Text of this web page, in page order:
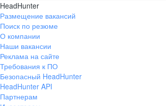
HeadHunter
Размещение вакансий
Поиск по резюме
О компании
Наши вакансии
Реклама на сайте
Требования к ПО
Безопасный HeadHunter
HeadHunter API
Партнерам